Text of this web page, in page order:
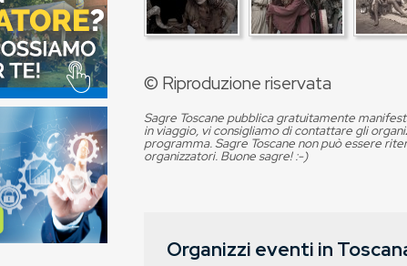
© Riproduzione riservata
Sagre Toscane pubblica gratuitamente
in viaggio, vi consigliamo di contattare gli
programma. Sagre Toscane non può essere
organizzatori. Buone sagre! :-)
Organizzi eventi in